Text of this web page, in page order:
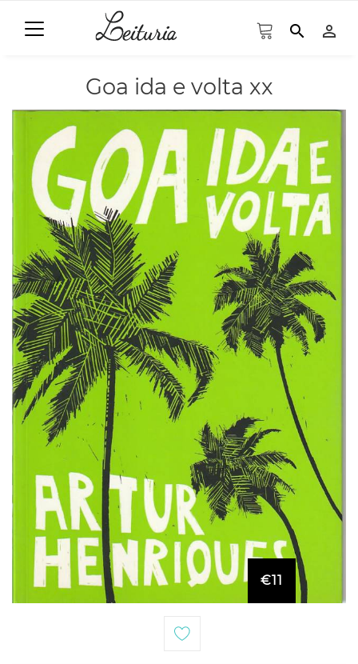
search person_outline
Goa ida e volta xx
€11